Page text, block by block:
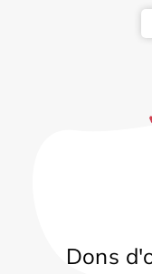
Dons